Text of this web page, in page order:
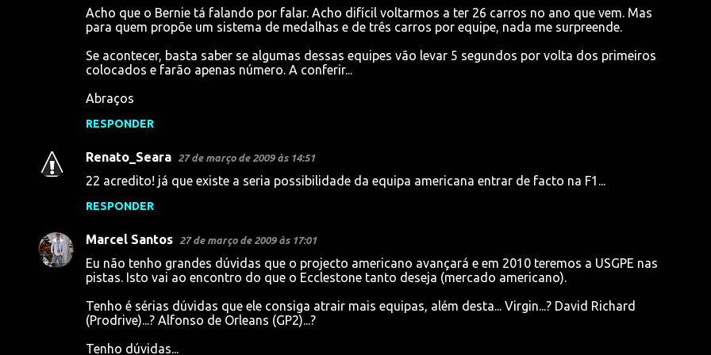
o
Acho que o Bernie tá falando por falar. Acho difícil voltarmos a ter 26 carros no ano que vem. Mas
para quem propõe um sistema de medalhas e de três carros por equipe, nada me surpreende.
Se acontecer, basta saber se algumas dessas equipes vão levar 5 segundos por volta dos primeiros
colocados e farão apenas número. A conferir...
Abraços
RESPONDER
Renato_Seara 27 de março de 2009 às 14:51
22 acredito! já que existe a seria possibilidade da equipa americana entrar de facto na F1...
RESPONDER
Marcel Santos 27 de março de 2009 às 17:01
Eu não tenho grandes dúvidas que o projecto americano avançará e em 2010 teremos a USGPE nas
pistas. Isto vai ao encontro do que o Ecclestone tanto deseja (mercado americano).
Tenho é sérias dúvidas que ele consiga atrair mais equipas, além desta... Virgin...? David Richard
(Prodrive)...? Alfonso de Orleans (GP2)...?
Tenho dúvidas...